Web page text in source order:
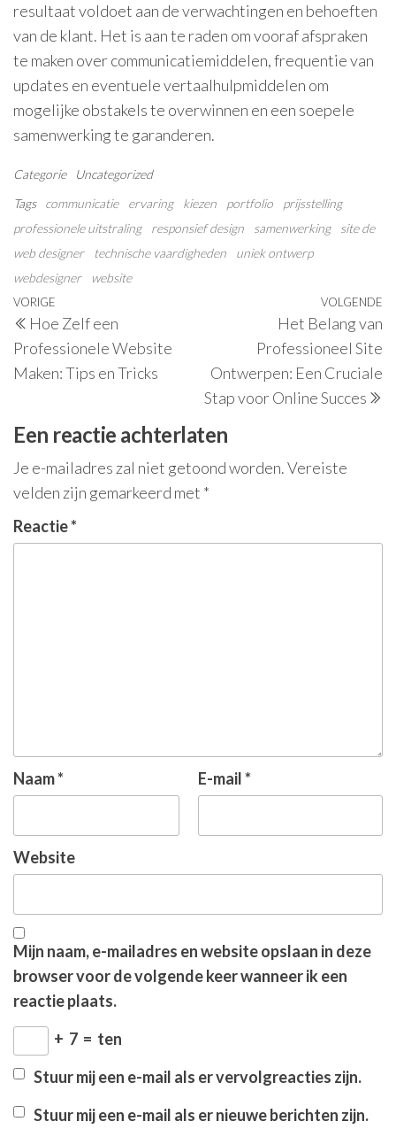
resultaat voldoet aan de verwachtingen en behoeften
van de klant. Het is aan te raden om vooraf afspraken
te maken over communicatiemiddelen, frequentie van
updates en eventuele vertaalhulpmiddelen om
mogelijke obstakels te overwinnen en een soepele
samenwerking te garanderen.
Categorie
Uncategorized
Tags
communicatie ervaring kiezen portfolio
prijsstelling
professionele uitstraling
responsief design samenwerking
site de
web designer
technische vaardigheden
uniek ontwerp
webdesigner
website
Berichtnavigatie
Vorig
bericht
VORIGE
Hoe Zelf een
Professionele Website
Maken: Tips en Tricks
VOLGENDE
Het Belang van
Professioneel Site
Ontwerpen: Een Cruciale
Stap voor Online Succes
Een reactie achterlaten
Je e-mailadres zal niet getoond worden.Vereiste
velden zijn gemarkeerd met *
Reactie*
Naam* E-mail*
Website
Mijn naam, e-mailadres en website opslaan in deze
browser voor de volgende keer wanneer ik een
reactie plaats.
+ 7 = ten
Stuur mij een e-mail als er vervolgreacties zijn.
Stuur mij een e-mail als er nieuwe berichten zijn.